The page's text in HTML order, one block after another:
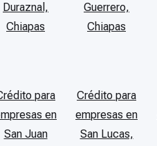
Duraznal,
Chiapas
Guerrero,
Chiapas
para
en
San Juan
Crédito para
empresas en
San Lucas,